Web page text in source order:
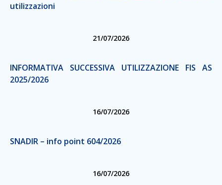
utilizzazioni
21/07/2026
INFORMATIVA SUCCESSIVA UTILIZZAZIONE FIS AS
2025/2026
16/07/2026
SNADIR – info point 604/2026
16/07/2026